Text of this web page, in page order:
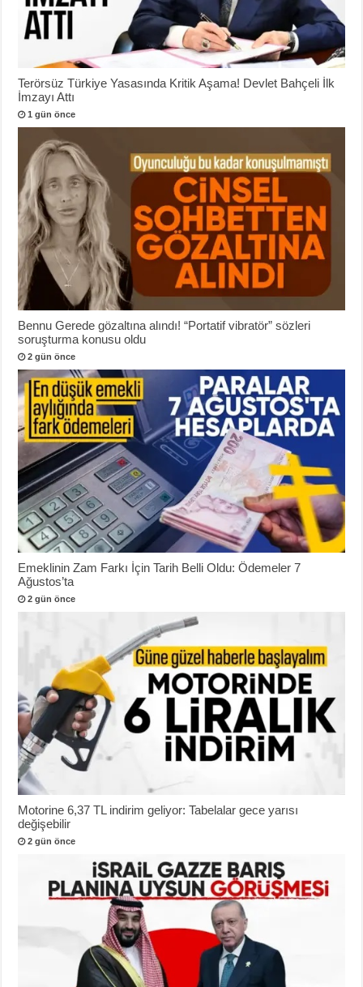
Terörsüz Türkiye Yasasında Kritik Aşama! Devlet Bahçeli İlk
İmzayı Attı
1 gün önce
Bennu Gerede gözaltına alındı! “Portatif vibratör” sözleri
soruşturma konusu oldu
2 gün önce
Emeklinin Zam Farkı İçin Tarih Belli Oldu: Ödemeler 7
Ağustos’ta
2 gün önce
Motorine 6,37 TL indirim geliyor: Tabelalar gece yarısı
değişebilir
2 gün önce